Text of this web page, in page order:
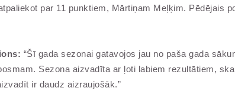
par 11 punktiem, Mārtiņam Meļķim. Pēdējais
“Šī gada sezonai gatavojos jau no paša gada
Sezona aizvadīta ar ļoti labiem rezultātiem,
ir daudz aizraujošāk.”